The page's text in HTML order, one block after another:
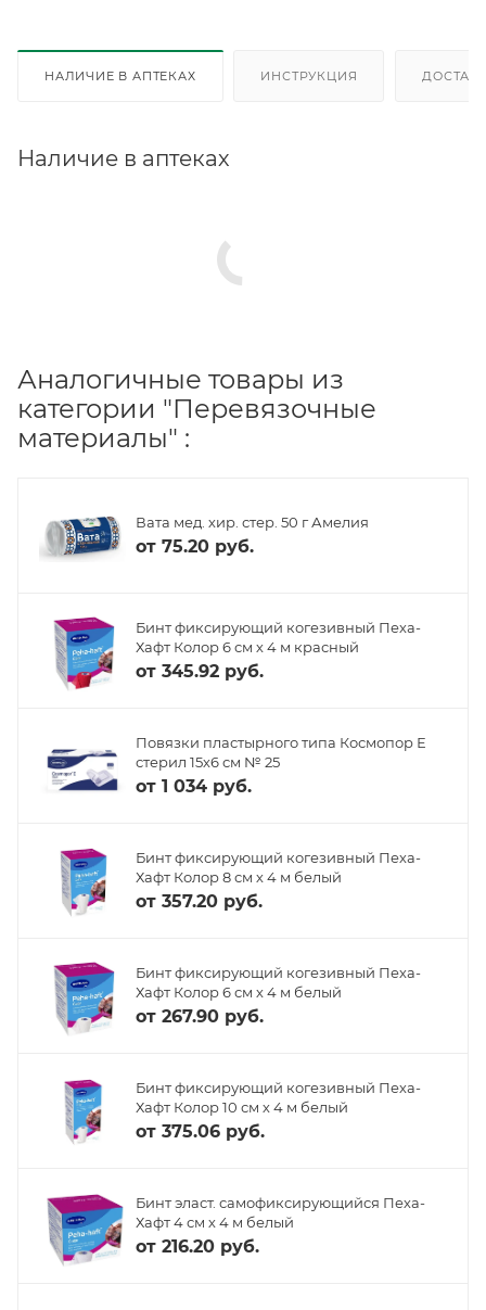
НАЛИЧИЕ В АПТЕКАХ ИНСТРУКЦИЯ
Наличие в аптеках
Аналогичные товары из
категории "Перевязочные
материалы" :
Вата мед. хир. стер. 50 г Амелия
от 75.20 руб.
Бинт фиксирующий когезивный Пеха-
Хафт Колор 6 см х 4 м красный
от 345.92 руб.
Повязки пластырного типа Космопор Е
стерил 15х6 см № 25
от 1 034 руб.
Бинт фиксирующий когезивный Пеха-
Хафт Колор 8 см х 4 м белый
от 357.20 руб.
Бинт фиксирующий когезивный Пеха-
Хафт Колор 6 см х 4 м белый
от 267.90 руб.
Бинт фиксирующий когезивный Пеха-
Хафт Колор 10 см х 4 м белый
от 375.06 руб.
Бинт эласт. самофиксирующийся Пеха-
Хафт 4 см х 4 м белый
от 216.20 руб.